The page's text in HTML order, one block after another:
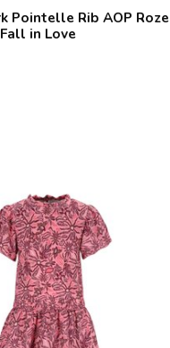
Pointelle Rib AOP Roze
in Love